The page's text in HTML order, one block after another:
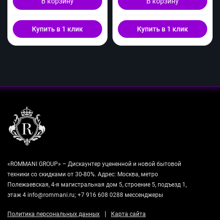
Купить в 1 клик Купить в 1 клик
«ROMMANI GROUP» – Дискаунтер уцененной и новой бытовой
техники со скидками от 30-80%. Адрес: Москва, метро
Полежаевская, 4-я магистральная дом 5, строение 5, подъезд 1,
этаж 4 info@rommani.ru; +7 916 608 0288 мессенджеры
Политика персональных данных | Карта сайта